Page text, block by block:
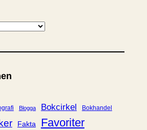
Blogga Bokcirkel Bokhandel
Fakta Favoriter